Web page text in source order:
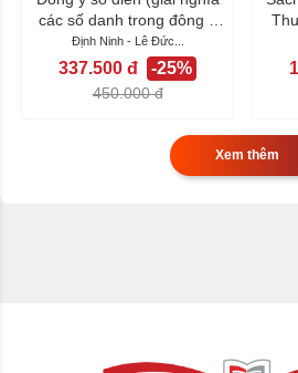
các số danh trong đông y
dược...
Định Ninh - Lê Đức...
337.500 đ -25%
450.000 đ
Xem thêm